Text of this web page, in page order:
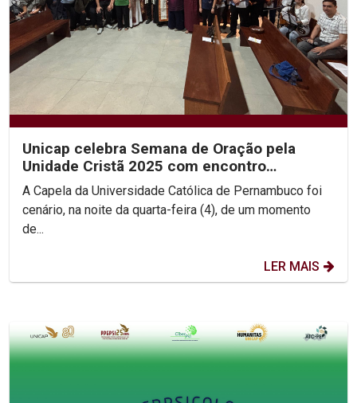
Unicap celebra Semana de Oração pela
Unidade Cristã 2025 com encontro
ecumênico e roda de diálogo...
A Capela da Universidade Católica de Pernambuco foi
cenário, na noite da quarta-feira (4), de um momento
de...
LER MAIS